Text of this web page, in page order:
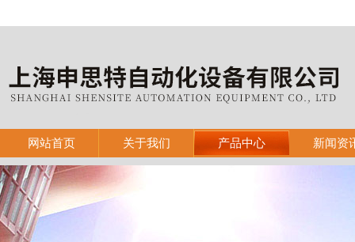
网站首页 关于我们 产品中心 新闻资